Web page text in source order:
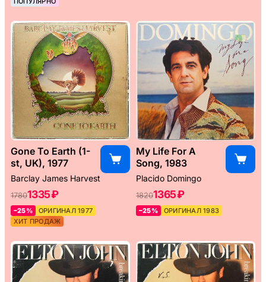
Gone To Earth (1-
st, UK), 1977
Barclay James Harvest
17801335 ₽
–25%
ОРИГИНАЛ 1977
ХИТ ПРОДАЖ
My Life For A
Song, 1983
Placido Domingo
18201365 ₽
–25% ОРИГИНАЛ 1983